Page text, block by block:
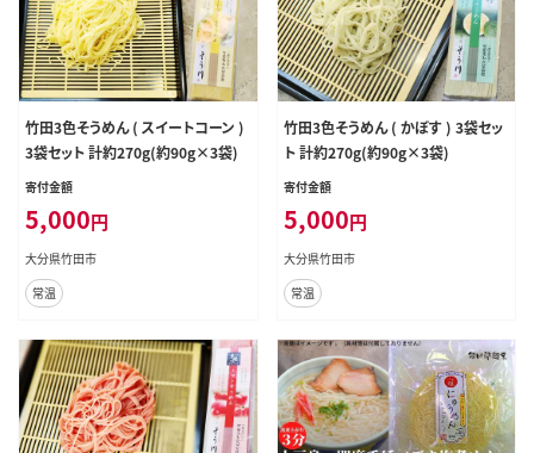
竹田3色そうめん ( スイートコーン )
3袋セット 計約270g(約90g×3袋)
寄付金額
5,000円
大分県竹田市
常温
竹田3色そうめん ( かぼす ) 3袋セッ
ト 計約270g(約90g×3袋)
寄付金額
5,000円
大分県竹田市
常温